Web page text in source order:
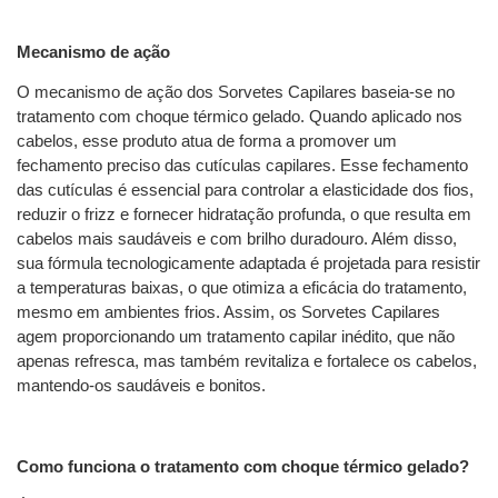
Mecanismo de ação
O mecanismo de ação dos Sorvetes Capilares baseia-se no
tratamento com choque térmico gelado. Quando aplicado nos
cabelos, esse produto atua de forma a promover um
fechamento preciso das cutículas capilares. Esse fechamento
das cutículas é essencial para controlar a elasticidade dos fios,
reduzir o frizz e fornecer hidratação profunda, o que resulta em
cabelos mais saudáveis e com brilho duradouro. Além disso,
sua fórmula tecnologicamente adaptada é projetada para resistir
a temperaturas baixas, o que otimiza a eficácia do tratamento,
mesmo em ambientes frios. Assim, os Sorvetes Capilares
agem proporcionando um tratamento capilar inédito, que não
apenas refresca, mas também revitaliza e fortalece os cabelos,
mantendo-os saudáveis e bonitos.
Como funciona o tratamento com choque térmico gelado?